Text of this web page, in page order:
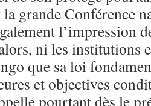
grande Conférence
l’impression
ni les institutions
que sa loi
et objectives
pourtant dès le